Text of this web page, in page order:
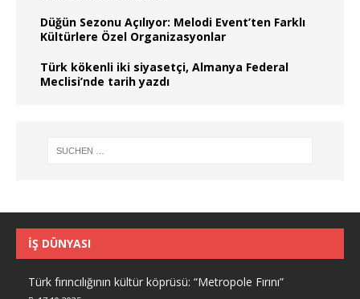
Düğün Sezonu Açılıyor: Melodi Event’ten Farklı
Kültürlere Özel Organizasyonlar
Türk kökenli iki siyasetçi, Almanya Federal
Meclisi’nde tarih yazdı
İŞ DÜNYASI
Türk fırıncılığının kültür köprüsü: “Metropole Fırını”